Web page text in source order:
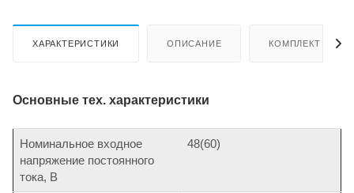
ХАРАКТЕРИСТИКИ ОПИСАНИЕ КОМПЛЕКТ
Основные тех. характеристики
Номинальное входное
напряжение постоянного
тока, В
48(60)